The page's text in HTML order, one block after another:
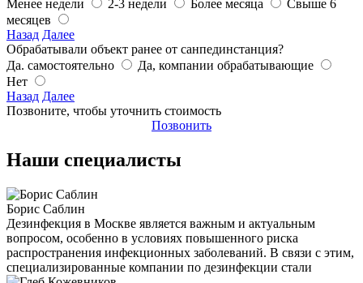
Менее недели 2-3 недели Более месяца
Свыше 6
месяцев
Назад Далее
Обрабатывали объект ранее от санпединстанция?
Да. самостоятельно
Да, компании обрабатывающие
Нет
Назад Далее
Позвоните, чтобы уточнить стоимость
Позвонить
Наши специалисты
Борис Саблин
Дезинфекция в Москве является важным и актуальным
вопросом, особенно в условиях повышенного риска
распространения инфекционных заболеваний. В связи с этим,
специализированные компании по дезинфекции стали